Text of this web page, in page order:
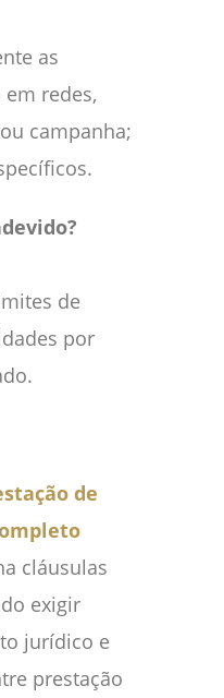
as
redes,
campanha;
de
por
de
cláusulas
exigir
jurídico e
prestação